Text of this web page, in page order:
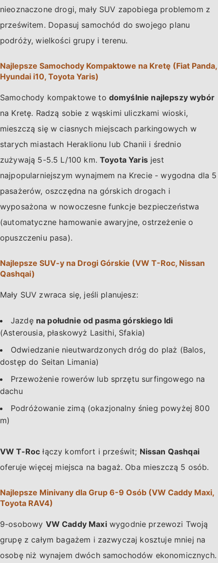
nieoznaczone drogi, mały SUV zapobiega problemom z
prześwitem. Dopasuj samochód do swojego planu
podróży, wielkości grupy i terenu.
Najlepsze Samochody Kompaktowe na Kretę (Fiat Panda,
Hyundai i10, Toyota Yaris)
Samochody kompaktowe to domyślnie najlepszy wybór
na Kretę. Radzą sobie z wąskimi uliczkami wioski,
mieszczą się w ciasnych miejscach parkingowych w
starych miastach Heraklionu lub Chanii i średnio
zużywają 5-5.5 L/100 km.Toyota Yarisjest
najpopularniejszym wynajmem na Krecie - wygodna dla 5
pasażerów, oszczędna na górskich drogach i
wyposażona w nowoczesne funkcje bezpieczeństwa
(automatyczne hamowanie awaryjne, ostrzeżenie o
opuszczeniu pasa).
Najlepsze SUV-y na Drogi Górskie (VW T-Roc, Nissan
Qashqai)
Mały SUV zwraca się, jeśli planujesz:
Jazdę na południe od pasma górskiego Idi
(Asterousia, płaskowyż Lasithi, Sfakia)
Odwiedzanie nieutwardzonych dróg do plaż (Balos,
dostęp do Seitan Limania)
Przewożenie rowerów lub sprzętu surfingowego na
dachu
Podróżowanie zimą (okazjonalny śnieg powyżej 800
m)
VW T-Roc łączy komfort i prześwit; Nissan Qashqai
oferuje więcej miejsca na bagaż. Oba mieszczą 5 osób.
Najlepsze Minivany dla Grup 6-9 Osób (VW Caddy Maxi,
Toyota RAV4)
9-osobowy VW Caddy Maxiwygodnie przewozi Twoją
grupę z całym bagażem i zazwyczaj kosztuje mniej na
osobę niż wynajem dwóch samochodów ekonomicznych.